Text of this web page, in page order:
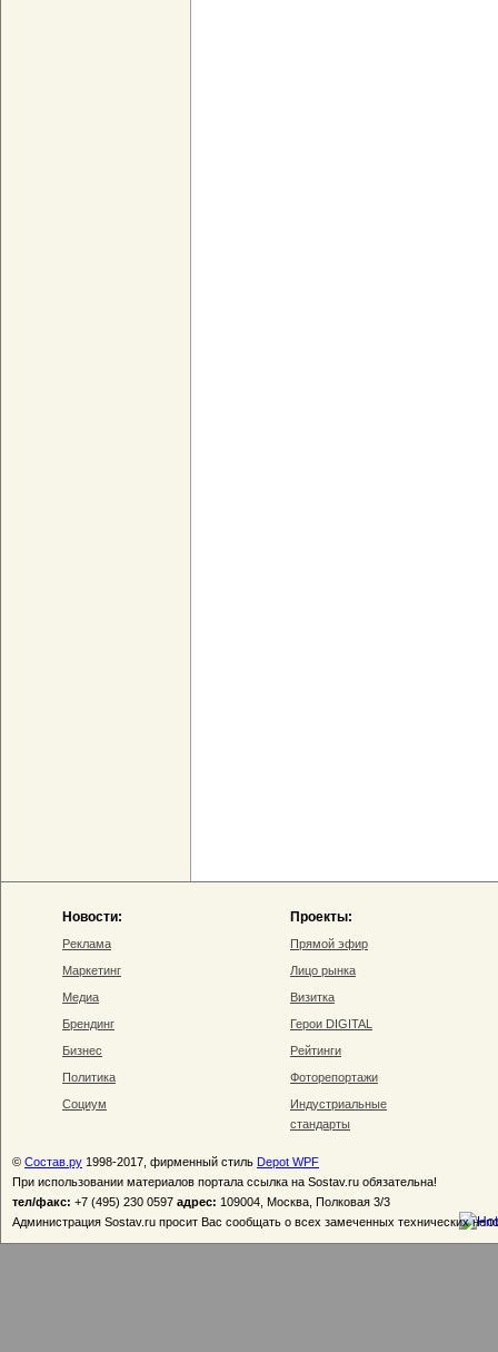
Новости:
Реклама
Маркетинг
Медиа
Брендинг
Бизнес
Политика
Социум
Проекты:
Прямой эфир
Лицо рынка
Визитка
Герои DIGITAL
Рейтинги
Фоторепортажи
Индустриальные
стандарты
© Состав.ру 1998-2017, фирменный стиль Depot WPF
При использовании материалов портала ссылка на Sostav.ru обязательна!
тел/факс: +7 (495) 230 0597 адрес: 109004, Москва, Полковая 3/3
Администрация Sostav.ru просит Вас сообщать о всех замеченных технических